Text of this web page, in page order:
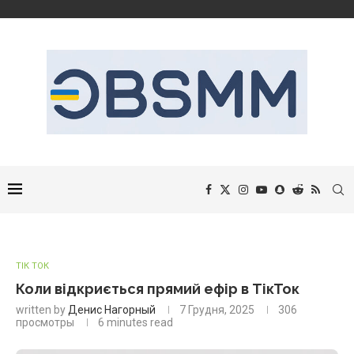
ТІК ТОК
Коли відкриється прямий ефір в ТікТок
written by Денис Нагорный 7 Грудня, 2025
306
просмотры
6 minutes read